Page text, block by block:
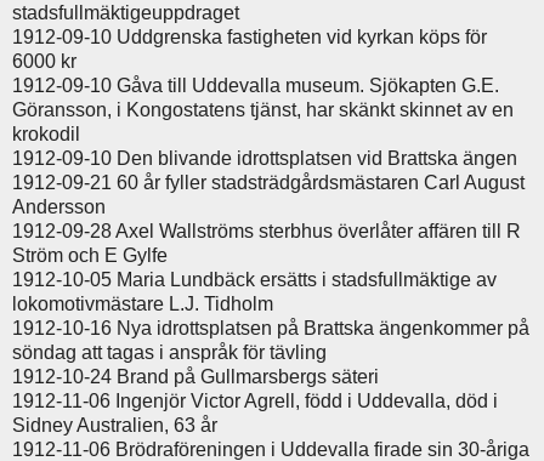
stadsfullmäktigeuppdraget
1912-09-10 Uddgrenska fastigheten vid kyrkan köps för
6000 kr
1912-09-10 Gåva till Uddevalla museum. Sjökapten G.E.
Göransson, i Kongostatens tjänst, har skänkt skinnet av en
krokodil
1912-09-10 Den blivande idrottsplatsen vid Brattska ängen
1912-09-21 60 år fyller stadsträdgårdsmästaren Carl August
Andersson
1912-09-28 Axel Wallströms sterbhus överlåter affären till R
Ström och E Gylfe
1912-10-05 Maria Lundbäck ersätts i stadsfullmäktige av
lokomotivmästare L.J. Tidholm
1912-10-16 Nya idrottsplatsen på Brattska ängenkommer på
söndag att tagas i anspråk för tävling
1912-10-24 Brand på Gullmarsbergs säteri
1912-11-06 Ingenjör Victor Agrell, född i Uddevalla, död i
Sidney Australien, 63 år
1912-11-06 Brödraföreningen i Uddevalla firade sin 30-åriga